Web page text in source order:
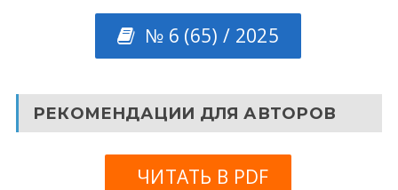
№ 6 (65) / 2025
РЕКОМЕНДАЦИИ ДЛЯ АВТОРОВ
ЧИТАТЬ В PDF